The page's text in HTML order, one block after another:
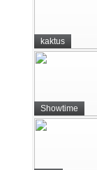
kaktus
Showtime